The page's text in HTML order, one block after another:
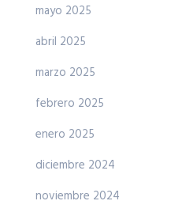
mayo 2025
abril 2025
marzo 2025
febrero 2025
enero 2025
diciembre 2024
noviembre 2024